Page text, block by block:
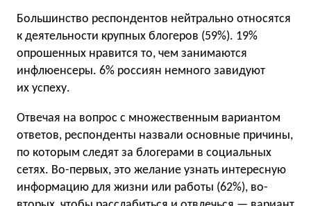
Большинство респондентов нейтрально относятся
к деятельности крупных блогеров (59%). 19%
опрошенных нравится то, чем занимаются
инфлюенсеры. 6% россиян немного завидуют
их успеху.
Отвечая на вопрос с множественным вариантом
ответов, респонденты назвали основные причины,
по которым следят за блогерами в социальных
сетях. Во-первых, это желание узнать интересную
информацию для жизни или работы (62%), во-